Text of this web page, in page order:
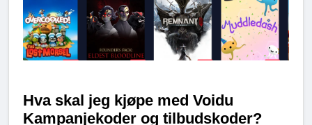
Hva skal jeg kjøpe med Voidu
Kampanjekoder og tilbudskoder?